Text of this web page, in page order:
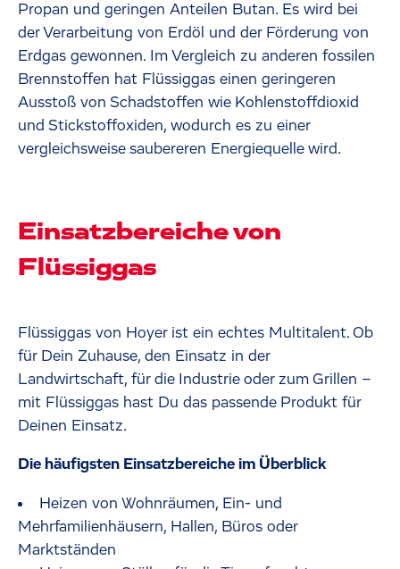
Propan und geringen Anteilen Butan. Es wird bei
der Verarbeitung von Erdöl und der Förderung von
Erdgas gewonnen. Im Vergleich zu anderen fossilen
Brennstoffen hat Flüssiggas einen geringeren
Ausstoß von Schadstoffen wie Kohlenstoffdioxid
und Stickstoffoxiden, wodurch es zu einer
vergleichsweise saubereren Energiequelle wird.
Einsatzbereiche von
Flüssiggas
Flüssiggas von Hoyer ist ein echtes Multitalent. Ob
für Dein Zuhause, den Einsatz in der
Landwirtschaft, für die Industrie oder zum Grillen –
mit Flüssiggas hast Du das passende Produkt für
Deinen Einsatz.
Die häufigsten Einsatzbereiche im Überblick
Heizen von Wohnräumen, Ein- und
Mehrfamilienhäusern, Hallen, Büros oder
Marktständen